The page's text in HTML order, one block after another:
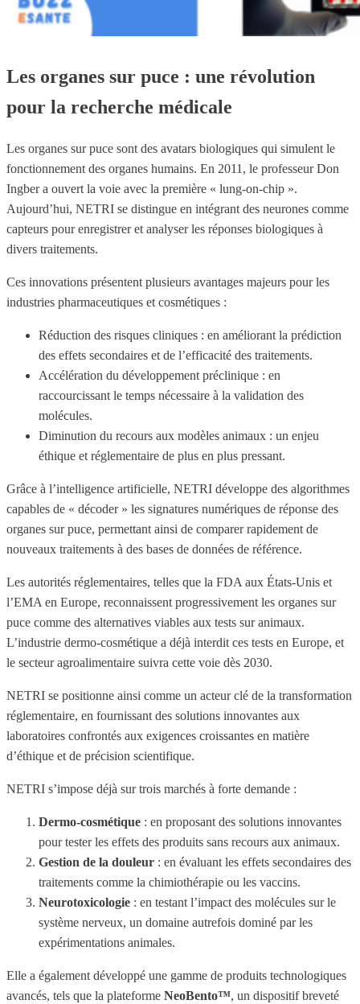
Les organes sur puce : une révolution
pour la recherche médicale
Les organes sur puce sont des avatars biologiques qui simulent le
fonctionnement des organes humains. En 2011, le professeur Don
Ingber a ouvert la voie avec la première « lung-on-chip ».
Aujourd’hui, NETRI se distingue en intégrant des neurones comme
capteurs pour enregistrer et analyser les réponses biologiques à
divers traitements.
Ces innovations présentent plusieurs avantages majeurs pour les
industries pharmaceutiques et cosmétiques :
Réduction des risques cliniques : en améliorant la prédiction
des effets secondaires et de l’efficacité des traitements.
Accélération du développement préclinique : en
raccourcissant le temps nécessaire à la validation des
molécules.
Diminution du recours aux modèles animaux : un enjeu
éthique et réglementaire de plus en plus pressant.
Grâce à l’intelligence artificielle, NETRI développe des algorithmes
capables de « décoder » les signatures numériques de réponse des
organes sur puce, permettant ainsi de comparer rapidement de
nouveaux traitements à des bases de données de référence.
Les autorités réglementaires, telles que la FDA aux États-Unis et
l’EMA en Europe, reconnaissent progressivement les organes sur
puce comme des alternatives viables aux tests sur animaux.
L’industrie dermo-cosmétique a déjà interdit ces tests en Europe, et
le secteur agroalimentaire suivra cette voie dès 2030.
NETRI se positionne ainsi comme un acteur clé de la transformation
réglementaire, en fournissant des solutions innovantes aux
laboratoires confrontés aux exigences croissantes en matière
d’éthique et de précision scientifique.
NETRI s’impose déjà sur trois marchés à forte demande :
Dermo-cosmétique : en proposant des solutions innovantes
pour tester les effets des produits sans recours aux animaux.
Gestion de la douleur : en évaluant les effets secondaires des
traitements comme la chimiothérapie ou les vaccins.
Neurotoxicologie : en testant l’impact des molécules sur le
système nerveux, un domaine autrefois dominé par les
expérimentations animales.
Elle a également développé une gamme de produits technologiques
avancés, tels que la plateforme NeoBento™, un dispositif breveté